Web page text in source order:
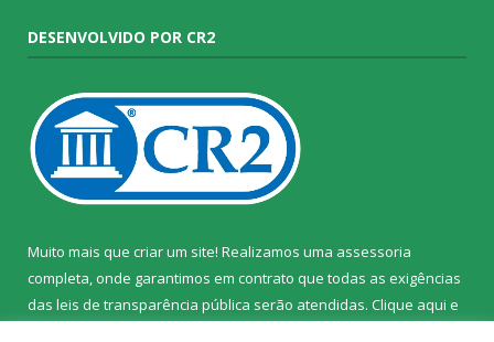
DESENVOLVIDO POR CR2
Muito mais que criar um site! Realizamos uma assessoria
completa, onde garantimos em contrato que todas as exigências
das leis de transparência pública serão atendidas. Clique aqui e